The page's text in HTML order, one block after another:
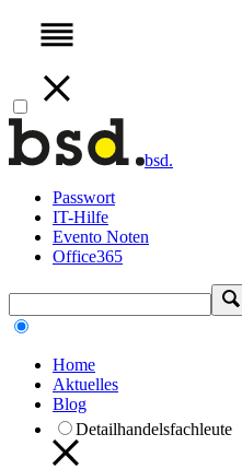
bsd.
Passwort
IT-Hilfe
Evento Noten
Office365
Home
Aktuelles
Blog
Detailhandelsfachleute